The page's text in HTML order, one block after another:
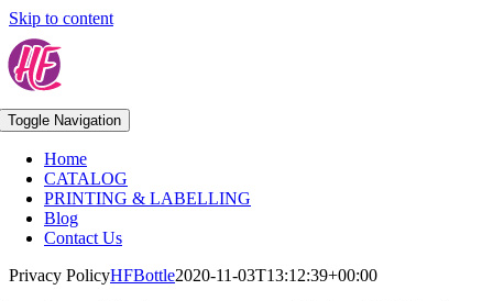
Skip to content
Toggle Navigation
Home
CATALOG
PRINTING & LABELLING
Blog
Contact Us
Privacy PolicyHFBottle2020-11-03T13:12:39+00:00